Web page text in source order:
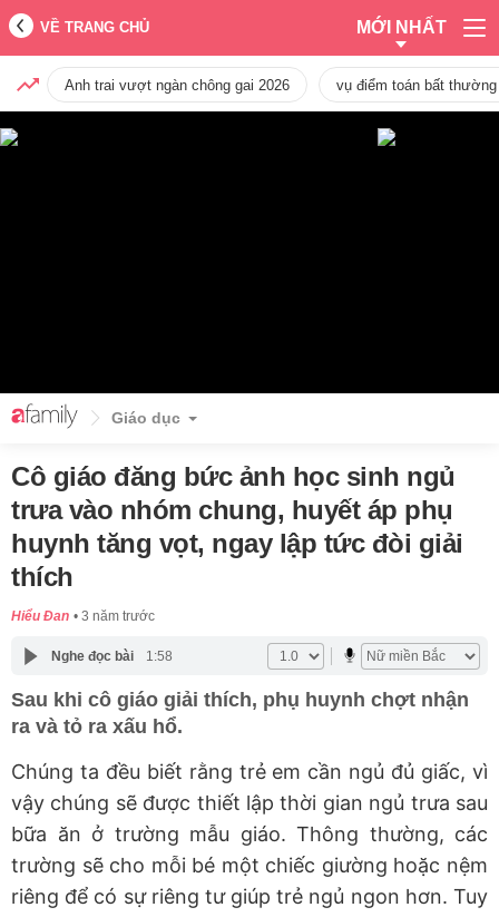
VỀ TRANG CHỦ MỚI NHẤT
Anh trai vượt ngàn chông gai 2026 vụ điểm toán bất
Giáo dục
Cô giáo đăng bức ảnh học sinh ngủ
trưa vào nhóm chung, huyết áp phụ
huynh tăng vọt, ngay lập tức đòi giải
thích
Hiểu Đan 3 năm trước
Nghe đọc bài 1:58
Sau khi cô giáo giải thích, phụ huynh chợt nhận
ra và tỏ ra xấu hổ.
Chúng ta đều biết rằng trẻ em cần ngủ đủ giấc, vì
vậy chúng sẽ được thiết lập thời gian ngủ trưa sau
bữa ăn ở trường mẫu giáo. Thông thường, các
trường sẽ cho mỗi bé một chiếc giường hoặc nệm
riêng để có sự riêng tư giúp trẻ ngủ ngon hơn. Tuy